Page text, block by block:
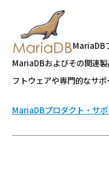
MariaDB
MariaDBおよびその関連
フトウェアや専門的なサポ
MariaDBプロダクト・サ